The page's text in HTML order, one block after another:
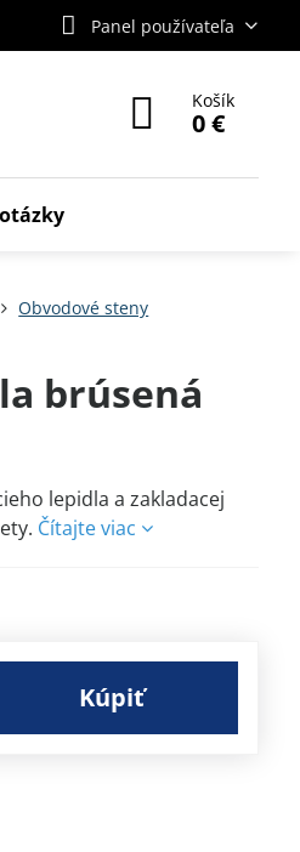
Panel používateľa
Košík
0 €
Obvodové steny
brúsená
lepidla a zakladacej
Čítajte viac
Kúpiť